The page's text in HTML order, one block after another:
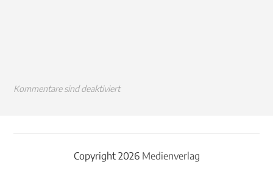
Kommentare sind deaktiviert
Copyright 2026 Medienverlag